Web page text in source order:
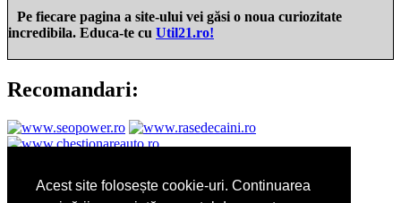
Acest site folosește cookie-uri. Continuarea
Pe fiecare pagina a site-ului vei găsi o noua curiozitate
incredibila. Educa-te cu Util21.ro!
Recomandari:
Sarcina pe luni: